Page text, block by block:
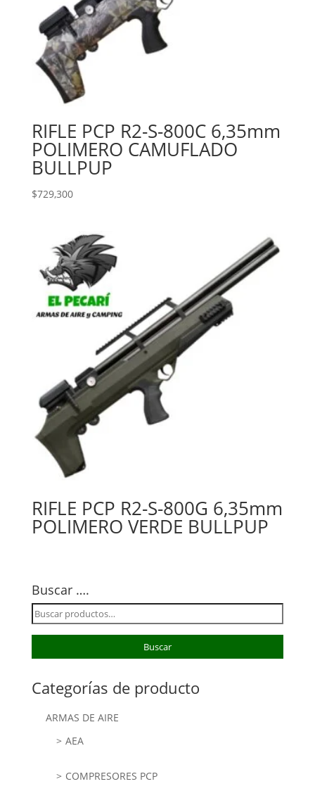
RIFLE PCP R2-S-800C 6,35mm
POLIMERO CAMUFLADO
BULLPUP
$729,300
RIFLE PCP R2-S-800G 6,35mm
POLIMERO VERDE BULLPUP
Buscar ….
Buscar
por:
Buscar
Categorías de producto
ARMAS DE AIRE
AEA
COMPRESORES PCP